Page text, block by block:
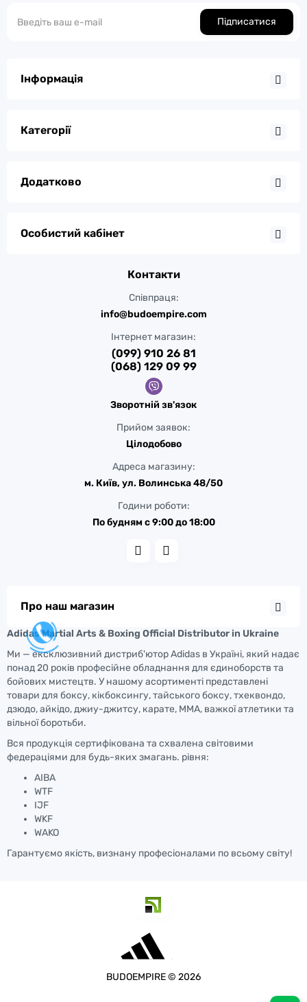
Підписатися
Інформація
Категорії
Додатково
Особистий кабінет
Контакти
Співпраця:
info@budoempire.com
Інтернет магазин:
(099) 910 26 81
(068) 129 09 99
Зворотній зв'язок
Прийом заявок:
Цілодобово
Адреса магазину:
м. Київ, ул. Волинська 48/50
Години роботи:
По будням с 9:00 до 18:00
Про наш магазин
Adidas Martial Arts & Boxing Official Distributor in Ukraine
Ми — ексклюзивний дистриб'ютор Adidas в Україні, який надає
понад 20 років професійне обладнання для єдиноборств та
бойових мистецтв. У нашому асортименті представлені
товари для боксу, кікбоксингу, тайського боксу, тхеквондо,
дзюдо, айкідо, джиу-джитсу, карате, ММА, важкої атлетики та
вільної боротьби.
Вся продукція сертифікована та схвалена світовими
федераціями для будь-яких змагань. рівня:
AIBA
WTF
IJF
WKF
WAKO
Гарантуємо якість, визнану професіоналами по всьому світу!
BUDOEMPIRE © 2026